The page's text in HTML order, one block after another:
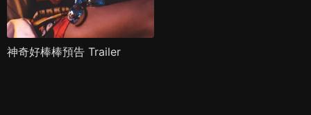
神奇好棒棒預告 Trailer